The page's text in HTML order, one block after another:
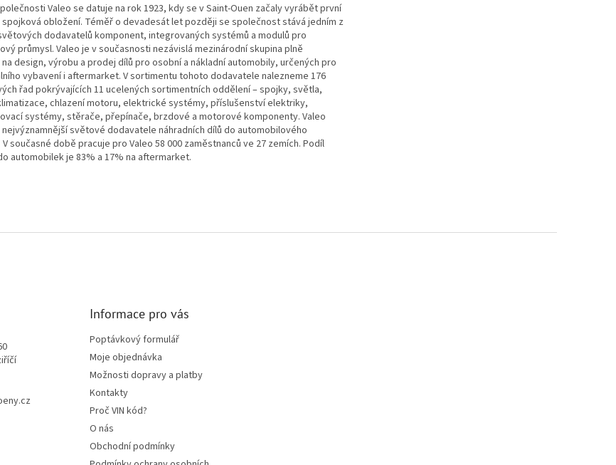
Valeo se datuje na rok 1923, kdy se v Saint-Ouen začaly vyrábět první
obložení. Téměř o devadesát let později se společnost stává jedním z
dodavatelů komponent, integrovaných systémů a modulů pro
průmysl. Valeo je v současnosti nezávislá mezinárodní skupina plně
design, výrobu a prodej dílů pro osobní a nákladní automobily, určených pro
vybavení i aftermarket. V sortimentu tohoto dodavatele nalezneme 176
řad pokrývajících 11 ucelených sortimentních oddělení – spojky, světla,
chlazení motoru, elektrické systémy, příslušenství elektriky,
systémy, stěrače, přepínače, brzdové a motorové komponenty. Valeo
světové dodavatele náhradních dílů do automobilového
současné době pracuje pro Valeo 58 000 zaměstnanců ve 27 zemích. Podíl
automobilek je 83% a 17% na aftermarket.
Informace pro vás
Poptávkový formulář
Moje objednávka
Možnosti dopravy a platby
Kontakty
Proč VIN kód?
O nás
Obchodní podmínky